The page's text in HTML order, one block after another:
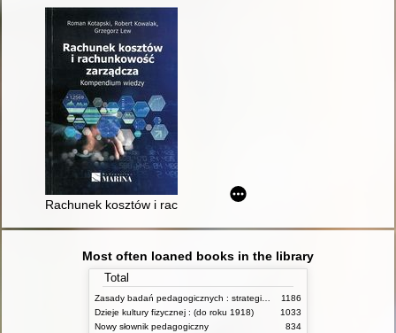
Rachunek kosztów i rachunkowość zarządcza : kompendium
Most often loaned books in the library
Total
1186
Dzieje kultury fizycznej : (do roku 1918)
1033
Nowy słownik pedagogiczny
834